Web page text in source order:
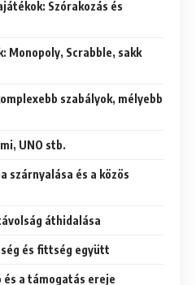
Szórakozás és
Monopoly, Scrabble, sakk
szabályok, mélyebb
UNO stb.
szárnyalása és a közös
áthidalása
és fittség együtt
a támogatás ereje